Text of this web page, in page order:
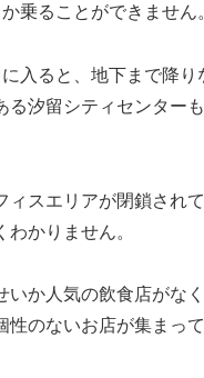
乗ることができません
入ると、地下まで降り
る汐留シティセンター
ィスエリアが閉鎖され
わかりません。
いか人気の飲食店がな
性のないお店が集まって